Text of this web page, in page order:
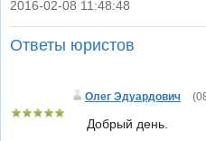
|
2016-02-08 11:48:48
Ответы юристов
Олег Эдуардович (
Добрый день.